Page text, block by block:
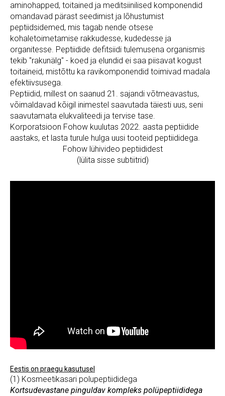
aminohapped, toitained ja meditsiinilised komponendid
omandavad pärast seedimist ja lõhustumist
peptiidsidemed, mis tagab nende otsese
kohaletoimetamise rakkudesse, kudedesse ja
organitesse. Peptiidide defitsiidi tulemusena organismis
tekib "rakunälg" - koed ja elundid ei saa piisavat kogust
toitaineid, mistõttu ka ravikomponendid toimivad madala
efektiivsusega.
Peptiidid, millest on saanud 21. sajandi võtmeavastus,
võimaldavad kõigil inimestel saavutada täiesti uus, seni
saavutamata elukvaliteedi ja tervise tase.
Korporatsioon Fohow kuulutas 2022. aasta peptiidide
aastaks, et lasta turule hulga uusi tooteid peptiididega.
Fohow lühivideo peptiididest
(lülita sisse subtiitrid)
Eestis on praegu kasutusel
(1) Kosmeetikasari polupeptiididega
Kortsudevastane pinguldav kompleks polüpeptiididega